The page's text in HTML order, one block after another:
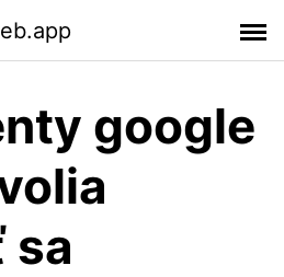
google
sa